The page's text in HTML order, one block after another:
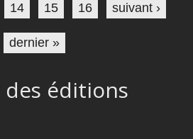
14 15 16 suivant ›
dernier »
éditions